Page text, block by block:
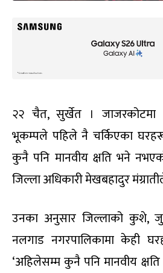
२२ चैत, सुर्खेत । जाजरकोटमा
भूकम्पले पहिले नै चर्किएका
कुनै पनि मानवीय क्षति भने
जिल्ला अधिकारी मेखबहादुर
उनका अनुसार जिल्लाको कुशे,
नलगाड नगरपालिकामा केही
‘अहिलेसम्म कुनै पनि मानवीय